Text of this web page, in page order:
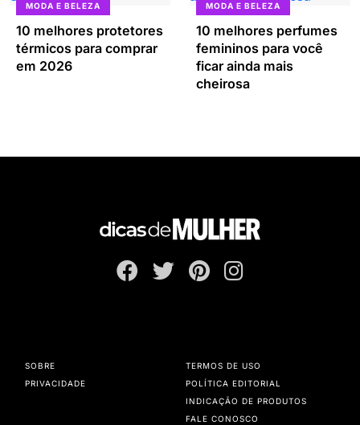
MODA E BELEZA
10 melhores protetores
térmicos para comprar
em 2026
MODA E BELEZA
10 melhores perfumes
femininos para você
ficar ainda mais
cheirosa
SOBRE
PRIVACIDADE
TERMOS DE USO
POLÍTICA EDITORIAL
INDICAÇÃO DE PRODUTOS
FALE CONOSCO